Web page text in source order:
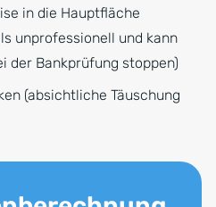
in die Hauptfläche
unprofessionell und kann
der Bankprüfung stoppen)
(absichtliche Täuschung